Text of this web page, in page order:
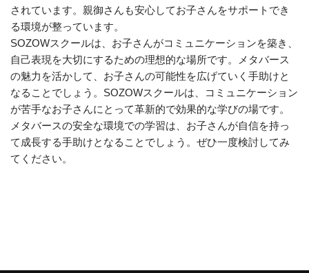
されています。親御さんも安心してお子さんをサポートでき
る環境が整っています。
SOZOWスクールは、お子さんがコミュニケーションを築き、
自己表現を大切にするための理想的な場所です。メタバース
の魅力を活かして、お子さんの可能性を広げていく手助けと
なることでしょう。SOZOWスクールは、コミュニケーション
が苦手なお子さんにとって革新的で効果的な学びの場です。
メタバースの安全な環境での学習は、お子さんが自信を持っ
て成長する手助けとなることでしょう。ぜひ一度検討してみ
てください。